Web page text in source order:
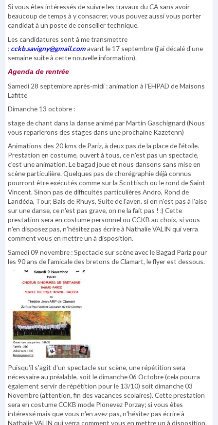
Si vous êtes intéressés de suivre les travaux du CA sans avoir
beaucoup de temps à y consacrer, vous pouvez aussi vous porter
candidat à un poste de conseiller technique.
Les candidatures sont à me transmettre
: cckb.savigny@gmail.comavant le 17 septembre (j'ai décalé d'une
semaine suite à cette nouvelle information).
Agenda de rentrée
Samedi 28 septembre après-midi : animation à l'EHPAD de Maisons
Lafitte
Dimanche 13 octobre :
stage de chant dans la danse animé par Martin Gaschignard (Nous
vous reparlerons des stages dans une prochaine Kazetenn)
Animations des 20 kms de Pariz, à deux pas de la place de l'étoile.
Prestation en costume, ouvert à tous, ce n'est pas un spectacle,
c'est une animation. Le bagad joue et nous dansons sans mise en
scène particulière. Quelques pas de chorégraphie déjà connus
pourront être exécutés comme sur la Scottisch ou le rond de Saint
Vincent. Sinon pas de difficultés particulières Andro, Rond de
Landéda, Tour, Bals de Rhuys, Suite de l'aven. si on n'est pas à l'aise
sur une danse, ce n'est pas grave, on ne la fait pas ! :) Cette
prestation sera en costume personnel ou CCKB au choix, si vous
n'en disposez pas, n'hésitez pas écrire à Nathalie VALIN qui verra
comment vous en mettre un à disposition.
Samedi 09 novembre : Spectacle sur scène avec le Bagad Pariz pour
les 90 ans de l'amicale des bretons de Clamart, le flyer est dessous.
Puisqu'il s'agit d'un spectacle sur scène, une répétition sera
nécessaire au préalable, soit le dimanche 06 Octobre (cela pourra
également servir de répétition pour le 13/10) soit dimanche 03
Novembre (attention, fin des vacances scolaires). Cette prestation
sera en costume CCKB mode Plonevez Porzay; si vous êtes
intéressé mais que vous n'en avez pas, n'hésitez pas écrire à
Nathalie VALIN qui verra comment vous en mettre un à disposition.